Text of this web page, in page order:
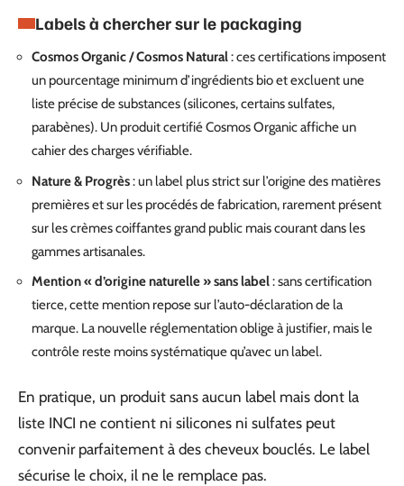
Labels à chercher sur le packaging
Cosmos Organic / Cosmos Natural: ces certifications imposent
un pourcentage minimum d’ingrédients bio et excluent une
liste précise de substances (silicones, certains sulfates,
parabènes). Un produit certifié Cosmos Organic affiche un
cahier des charges vérifiable.
Nature & Progrès: un label plus strict sur l’origine des matières
premières et sur les procédés de fabrication, rarement présent
sur les crèmes coiffantes grand public mais courant dans les
gammes artisanales.
Mention « d’origine naturelle » sans label: sans certification
tierce, cette mention repose sur l’auto-déclaration de la
marque. La nouvelle réglementation oblige à justifier, mais le
contrôle reste moins systématique qu’avec un label.
En pratique, un produit sans aucun label mais dont la
liste INCI ne contient ni silicones ni sulfates peut
convenir parfaitement à des cheveux bouclés. Le label
sécurise le choix, il ne le remplace pas.